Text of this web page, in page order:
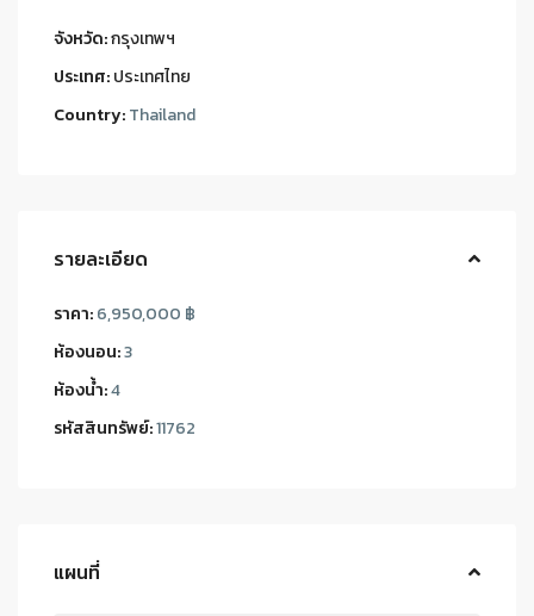
จังหวัด:กรุงเทพฯ
ประเทศ:ประเทศไทย
Country:Thailand
รายละเอียด
ราคา:6,950,000 ฿
ห้องนอน:3
ห้องน้ำ:4
รหัสสินทรัพย์:11762
แผนที่